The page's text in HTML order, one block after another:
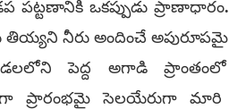
పట్టణానికి ఒకప్పుడు
తియ్యని నీరు అందించే
పెద్ద అగాడి
ప్రారంభమై సెలయేరుగా మారి